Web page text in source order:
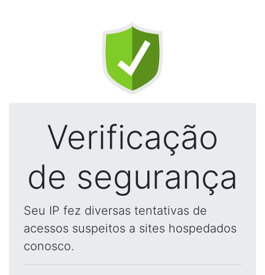
Verificação
de segurança
Seu IP fez diversas tentativas de
acessos suspeitos a sites hospedados
conosco.